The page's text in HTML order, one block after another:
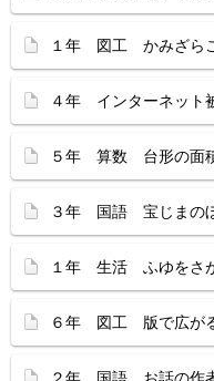
１年 図工 かみざら
４年 インターネット
５年 算数 台形の面
３年 国語 宝じまの
１年 生活 ふゆをさ
６年 図工 版で広が